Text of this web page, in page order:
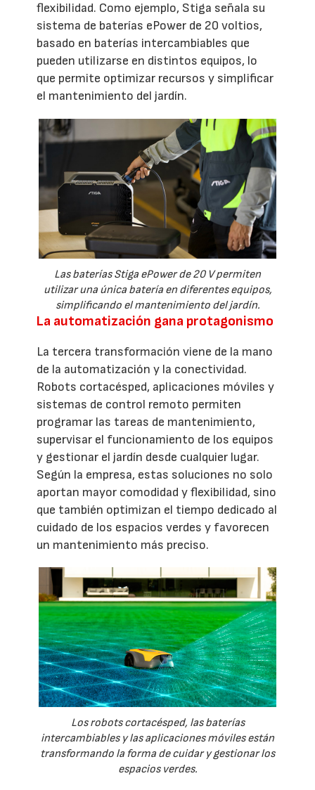
flexibilidad. Como ejemplo, Stiga señala su
sistema de baterías ePower de 20 voltios,
basado en baterías intercambiables que
pueden utilizarse en distintos equipos, lo
que permite optimizar recursos y simplificar
el mantenimiento del jardín.
Las baterías Stiga ePower de 20 V permiten
utilizar una única batería en diferentes equipos,
simplificando el mantenimiento del jardín.
La automatización gana protagonismo
La tercera transformación viene de la mano
de la automatización y la conectividad.
Robots cortacésped, aplicaciones móviles y
sistemas de control remoto permiten
programar las tareas de mantenimiento,
supervisar el funcionamiento de los equipos
y gestionar el jardín desde cualquier lugar.
Según la empresa, estas soluciones no solo
aportan mayor comodidad y flexibilidad, sino
que también optimizan el tiempo dedicado al
cuidado de los espacios verdes y favorecen
un mantenimiento más preciso.
Los robots cortacésped, las baterías
intercambiables y las aplicaciones móviles están
transformando la forma de cuidar y gestionar los
espacios verdes.